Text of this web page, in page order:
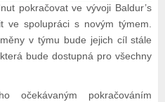
pokračovat ve vývoji Baldur’s
spolupráci s novým týmem.
v týmu bude jejich cíl stále
bude dostupná pro všechny
očekávaným pokračováním